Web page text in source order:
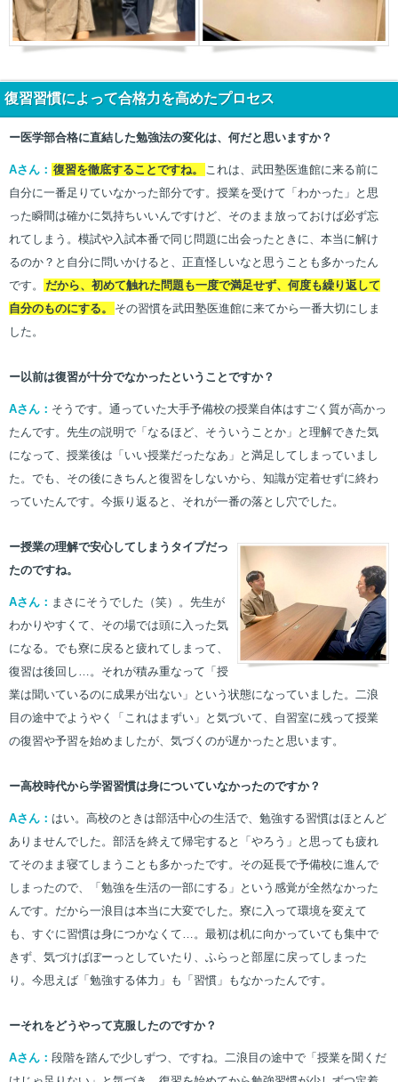
復習習慣によって合格力を高めたプロセス
ー医学部合格に直結した勉強法の変化は、何だと思いますか？
Aさん： 復習を徹底することですね。
これは、武田塾医進館に来る前に
自分に一番足りていなかった部分です。授業を受けて「わかった」と思
った瞬間は確かに気持ちいいんですけど、そのまま放っておけば必ず忘
れてしまう。模試や入試本番で同じ問題に出会ったときに、本当に解け
るのか？と自分に問いかけると、正直怪しいなと思うことも多かったん
です。
だから、初めて触れた問題も一度で満足せず、何度も繰り返して
自分のものにする。
その習慣を武田塾医進館に来てから一番大切にしま
した。
ー以前は復習が十分でなかったということですか？
Aさん： そうです。通っていた大手予備校の授業自体はすごく質が高かっ
たんです。先生の説明で「なるほど、そういうことか」と理解できた気
になって、授業後は「いい授業だったなあ」と満足してしまっていまし
た。でも、その後にきちんと復習をしないから、知識が定着せずに終わ
っていたんです。今振り返ると、それが一番の落とし穴でした。
ー授業の理解で安心してしまうタイプだっ
たのですね。
Aさん： まさにそうでした（笑）。先生が
わかりやすくて、その場では頭に入った気
になる。でも寮に戻ると疲れてしまって、
復習は後回し…。それが積み重なって「授
業は聞いているのに成果が出ない」という状態になっていました。二浪
目の途中でようやく「これはまずい」と気づいて、自習室に残って授業
の復習や予習を始めましたが、気づくのが遅かったと思います。
ー高校時代から学習習慣は身についていなかったのですか？
Aさん： はい。高校のときは部活中心の生活で、勉強する習慣はほとんど
ありませんでした。部活を終えて帰宅すると「やろう」と思っても疲れ
てそのまま寝てしまうことも多かったです。その延長で予備校に進んで
しまったので、「勉強を生活の一部にする」という感覚が全然なかった
んです。だから一浪目は本当に大変でした。寮に入って環境を変えて
も、すぐに習慣は身につかなくて…。最初は机に向かっていても集中で
きず、気づけばぼーっとしていたり、ふらっと部屋に戻ってしまった
り。今思えば「勉強する体力」も「習慣」もなかったんです。
ーそれをどうやって克服したのですか？
Aさん： 段階を踏んで少しずつ、ですね。二浪目の途中で「授業を聞くだ